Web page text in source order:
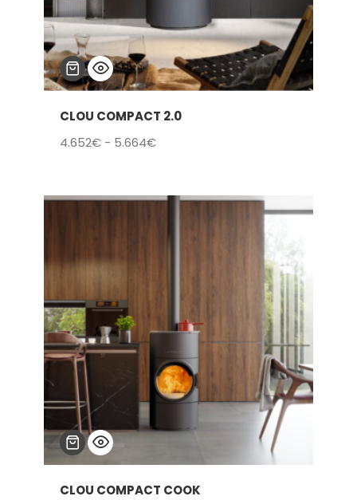
CLOU COMPACT 2.0
4.652€ - 5.664€Rango
desde
4.652€
CLOU COMPACT COOK